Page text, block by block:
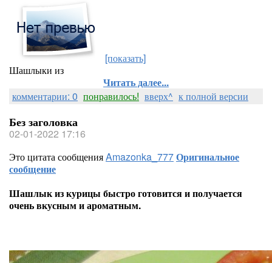
[показать]
Шашлыки из
Читать далее...
комментарии: 0 понравилось! вверх^ к полной версии
Без заголовка
02-01-2022 17:16
Это цитата сообщенияAmazonka_777Оригинальное
сообщение
Шашлык из курицы быстро готовится и получается
очень вкусным и ароматным.